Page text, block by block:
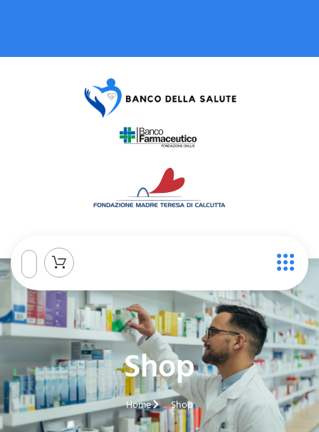
Shop
Home Shop